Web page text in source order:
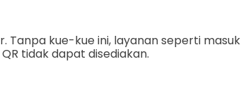
Tanpa kue-kue ini, layanan seperti masuk
tidak dapat disediakan.